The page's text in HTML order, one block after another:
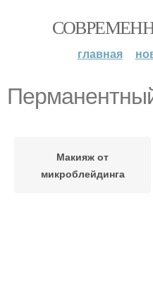
главная
Макияж от
микроблейдинга